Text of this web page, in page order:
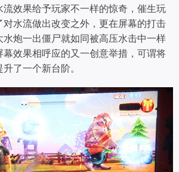
效果给予玩家不一样的惊奇，催生玩
水流做出改变之外，更在屏幕的打击
炮一出僵尸就如同被高压水击中一样
效果相呼应的又一创意举措，可谓将
了一个新台阶。